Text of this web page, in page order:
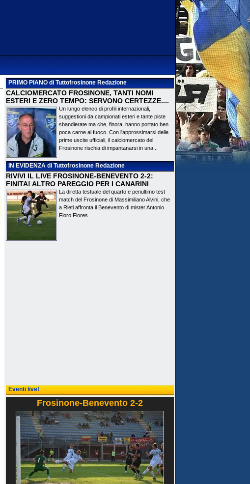
PRIMO PIANOdi Tuttofrosinone Redazione
CALCIOMERCATO FROSINONE, TANTI NOMI
ESTERI E ZERO TEMPO: SERVONO CERTEZZE....
Un lungo elenco di profili internazionali,
suggestioni da campionati esteri e tante piste
sbandierate ma che, finora, hanno portato ben
poca carne al fuoco. Con l'approssimarsi delle
prime uscite ufficiali, il calciomercato del
Frosinone rischia di impantanarsi in una...
IN EVIDENZAdi Tuttofrosinone Redazione
RIVIVI IL LIVE FROSINONE-BENEVENTO 2-2:
FINITA! ALTRO PAREGGIO PER I CANARINI
La diretta testuale del quarto e penultimo test
match del Frosinone di Massimiliano Alvini, che
a Rieti affronta il Benevento di mister Antonio
Floro Flores
Eventi live!
Frosinone-Benevento 2-2